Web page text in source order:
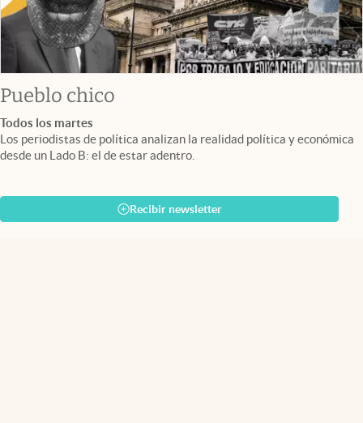
Pueblo chico
Todos los martes
Los periodistas de política analizan la realidad política y económica
desde un Lado B: el de estar adentro.
Recibir newsletter